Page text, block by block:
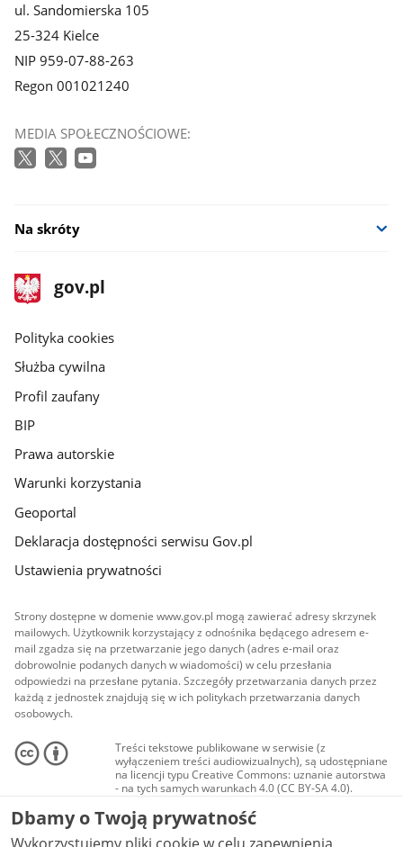
ul. Sandomierska 105
25-324 Kielce
NIP 959-07-88-263
Regon 001021240
MEDIA SPOŁECZNOŚCIOWE:
Na skróty
stopka
gov.pl
Strona
gov.pl
gov.pl
Polityka cookies
Służba cywilna
Profil zaufany
BIP
Prawa autorskie
Warunki korzystania
Geoportal
Deklaracja dostępności serwisu Gov.pl
Ustawienia prywatności
Strony dostępne w domenie www.gov.pl mogą zawierać adresy skrzynek
mailowych. Użytkownik korzystający z odnośnika będącego adresem e-
mail zgadza się na przetwarzanie jego danych (adres e-mail oraz
dobrowolnie podanych danych w wiadomości) w celu przesłania
odpowiedzi na przesłane pytania. Szczegóły przetwarzania danych przez
każdą z jednostek znajdują się w ich politykach przetwarzania danych
osobowych.
Treści tekstowe publikowane w serwisie (z
wyłączeniem treści audiowizualnych), są udostępniane
na licencji typu Creative Commons: uznanie autorstwa
- na tych samych warunkach 4.0 (CC BY-SA 4.0).
Materiały audiowizualne, w tym zdjęcia, materiały
audio i wideo, są udostępniane na licencji typu
Creative Commons: uznanie autorstwa użycie
niekomercyjne - bez utworów zależnych 4.0 (CC BY-
Dbamy o Twoją prywatność